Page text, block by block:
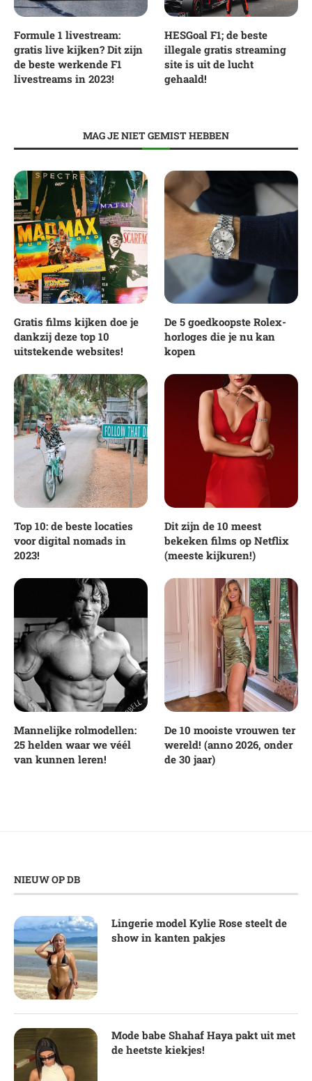
Formule 1 livestream:
gratis live kijken? Dit zijn
de beste werkende F1
livestreams in 2023!
HESGoal F1; de beste
illegale gratis streaming
site is uit de lucht
gehaald!
MAG JE NIET GEMIST HEBBEN
Gratis films kijken doe je
dankzij deze top 10
uitstekende websites!
De 5 goedkoopste Rolex-
horloges die je nu kan
kopen
Top 10: de beste locaties
voor digital nomads in
2023!
Dit zijn de 10 meest
bekeken films op Netflix
(meeste kijkuren!)
Mannelijke rolmodellen:
25 helden waar we véél
van kunnen leren!
De 10 mooiste vrouwen ter
wereld! (anno 2026, onder
de 30 jaar)
NIEUW OP DB
Lingerie model Kylie Rose steelt de
show in kanten pakjes
Mode babe Shahaf Haya pakt uit met
de heetste kiekjes!